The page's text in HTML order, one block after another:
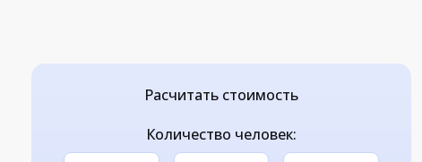
Расчитать стоимость
Количество человек: